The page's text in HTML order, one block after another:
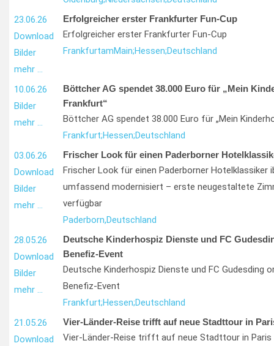
23.06.26
Download
Bilder
mehr …
Erfolgreicher erster Frankfurter Fun-Cup
Erfolgreicher erster Frankfurter Fun-Cup
FrankfurtamMain;Hessen;Deutschland
10.06.26
Bilder
mehr …
Böttcher AG spendet 38.000 Euro für „Mein
Frankfurt“
Böttcher AG spendet 38.000 Euro für „Mein
Frankfurt;Hessen;Deutschland
03.06.26
Download
Bilder
mehr …
Frischer Look für einen Paderborner
Frischer Look für einen Paderborner Hotelklassiker
umfassend modernisiert – erste neugestaltete
verfügbar
Paderborn,Deutschland
28.05.26
Download
Bilder
mehr …
Deutsche Kinderhospiz Dienste und FC
Benefiz-Event
Deutsche Kinderhospiz Dienste und FC Gudesding
Benefiz-Event
Frankfurt;Hessen;Deutschland
21.05.26
Download
Vier-Länder-Reise trifft auf neue Stadttour in
Vier-Länder-Reise trifft auf neue Stadttour in Paris